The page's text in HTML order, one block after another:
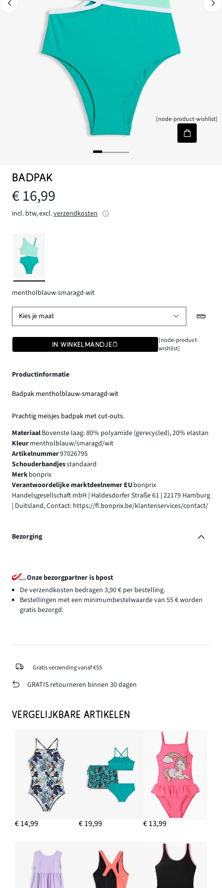
[node-product-wishlist]
BADPAK
€ 16,99
incl. btw, excl.verzendkosten
mentholblauw-smaragd-wit
Kies je maat
IN WINKELMANDJE
[node-product-
wishlist]
Productinformatie
Badpak mentholblauw-smaragd-wit
Prachtig meisjes badpak met cut-outs.
MateriaalBovenste laag: 80% polyamide (gerecycled), 20% elastan
Kleurmentholblauw/smaragd/wit
Artikelnummer97026795
Schouderbandjesstandaard
Merkbonprix
Verantwoordelijke marktdeelnemer EUbonprix
Handelsgesellschaft mbH | Haldesdorfer Straße 61 | 22179 Hamburg
| Duitsland, Contact: https://fl.bonprix.be/klantenservices/contact/
Bezorging
Onze bezorgpartner is bpost
De verzendkosten bedragen 3,90 € per bestelling.
Bestellingen met een minimumbestelwaarde van 55 € worden
gratis bezorgd.
Gratis verzending vanaf €55
GRATIS retourneren binnen 30 dagen
VERGELIJKBARE ARTIKELEN
€ 14,99 € 19,99 € 13,99